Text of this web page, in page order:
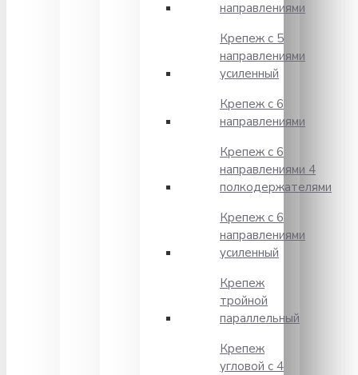
направлениями
Крепеж с 5
направлениями
усиленный
Крепеж с 6
направлениями
Крепеж с 6
направлениями 4
полкодержателями
Крепеж с 6
направлениями
усиленный
Крепеж
тройной
параллельный
Крепеж
угловой с 4